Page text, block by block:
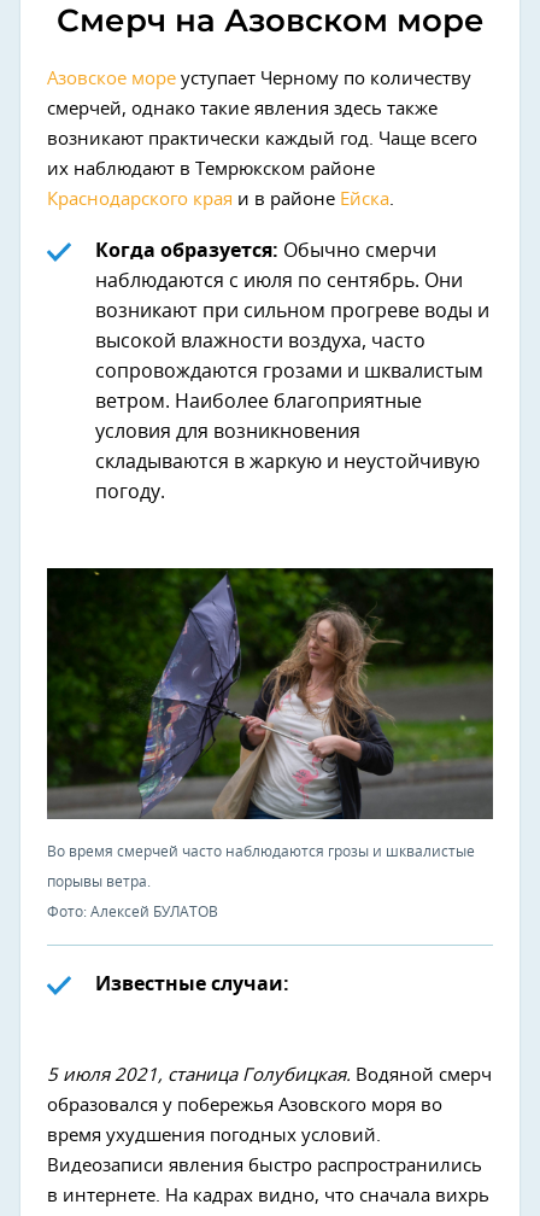
Смерч на Азовском море
Азовское море уступает Черному по количеству
смерчей, однако такие явления здесь также
возникают практически каждый год. Чаще всего
их наблюдают в Темрюкском районе
Краснодарского края и в районе Ейска.
Когда образуется: Обычно смерчи
наблюдаются с июля по сентябрь. Они
возникают при сильном прогреве воды и
высокой влажности воздуха, часто
сопровождаются грозами и шквалистым
ветром. Наиболее благоприятные
условия для возникновения
складываются в жаркую и неустойчивую
погоду.
Во время смерчей часто наблюдаются грозы и шквалистые
порывы ветра.
Фото: Алексей БУЛАТОВ
Известные случаи:
5 июля 2021, станица Голубицкая. Водяной смерч
образовался у побережья Азовского моря во
время ухудшения погодных условий.
Видеозаписи явления быстро распространились
в интернете. На кадрах видно, что сначала вихрь